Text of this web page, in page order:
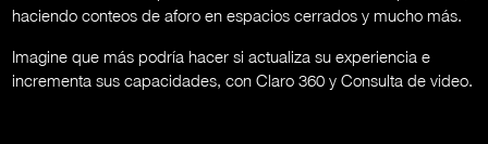
haciendo conteos de aforo en espacios cerrados y mucho más.
Imagine que más podría hacer si actualiza su experiencia e
incrementa sus capacidades, con Claro 360 y Consulta de video.